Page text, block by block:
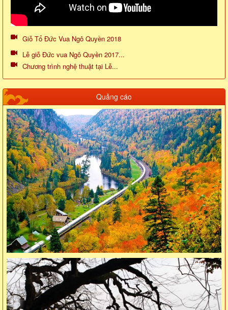
Giỗ Tổ Đức Vua Ngô Quyền 2018
Lễ giỗ Đức vua Ngô Quyền 2017...
Chương trình nghệ thuật tại Lễ...
Quảng cáo